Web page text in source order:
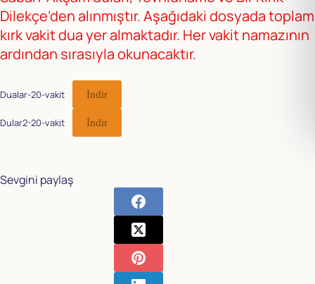
Dilekçe’den alınmıştır. Aşağıdaki dosyada toplam
kırk vakit dua yer almaktadır. Her vakit namazının
ardından sırasıyla okunacaktır.
Dualar-20-vakit İndir
Dular2-20-vakit İndir
Sevgini paylaş